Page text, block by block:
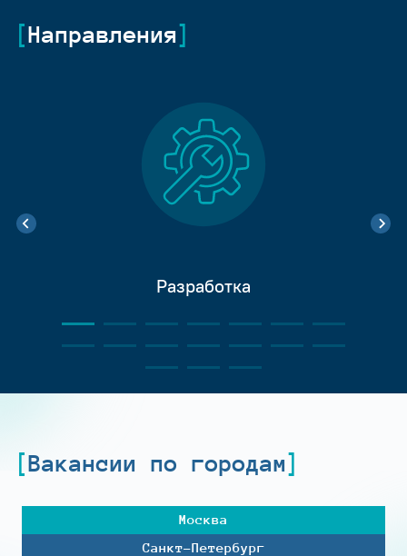
Направления
Разработка
Вакансии по городам
Москва
Санкт-Петербург